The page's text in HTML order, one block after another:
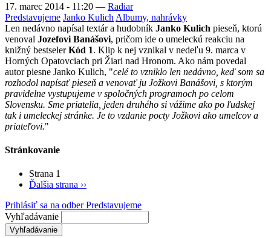
17. marec 2014 - 11:20 — Radiar
Predstavujeme Janko Kulich Albumy, nahrávky
Len nedávno napísal textár a hudobník Janko Kulich pieseň, ktorú
venoval Jozefovi Banášovi, pričom ide o umeleckú reakciu na
knižný bestselerKód 1. Klip k nej vznikal v nedeľu 9. marca v
Horných Opatovciach pri Žiari nad Hronom. Ako nám povedal
autor piesne Janko Kulich, "celé to vzniklo len nedávno, keď som sa
rozhodol napísať pieseň a venovať ju Jožkovi Banášovi, s ktorým
pravidelne vystupujeme v spoločných programoch po celom
Slovensku. Sme priatelia, jeden druhého si vážime ako po ľudskej
tak i umeleckej stránke. Je to vzdanie pocty Jožkovi ako umelcov a
priateľovi."
Stránkovanie
Strana 1
Ďalšia strana ››
Prihlásiť sa na odber Predstavujeme
Vyhľadávanie